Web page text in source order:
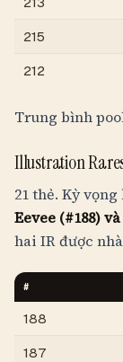
215
212
Trung bình
Illustration
21 thẻ. Kỳ
Eevee (#188)
hai IR được
#
188
187